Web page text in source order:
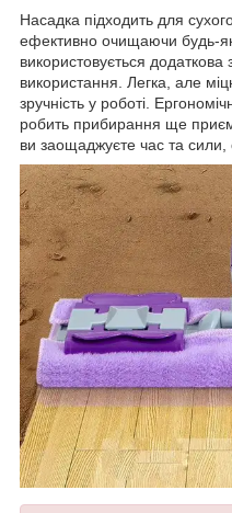
Насадка підходить для
ефективно очищаючи будь-
використовується
використання. Легка, але
зручність у роботі.
робить прибирання ще
ви заощаджуєте час та сили,